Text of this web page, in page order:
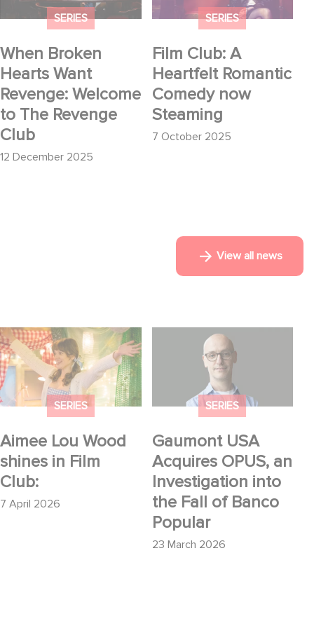
SERIES
When Broken
Hearts Want
Revenge: Welcome
to The Revenge
Club
12 December 2025
Revenge Club
SERIES
Film Club: A
Heartfelt Romantic
Comedy now
Steaming
7 October 2025
View all news
SERIES
Aimee Lou Wood
shines in Film
Club:
7 April 2026
Aimee Lou Wood
shines in Film Club:
SERIES
Gaumont USA
Acquires OPUS, an
Investigation into
the Fall of Banco
Popular
23 March 2026
Gaumont USA
Acquires OPUS, an
Investigation into the
Fall of Banco Popular